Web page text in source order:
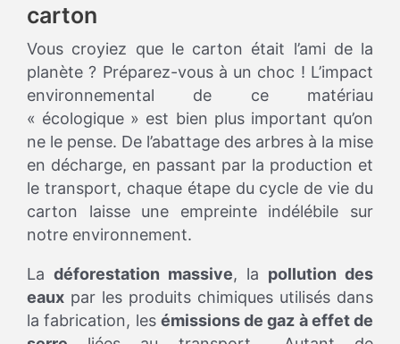
carton
Vous croyiez que le carton était l’ami de la
planète ? Préparez-vous à un choc ! L’impact
environnemental de ce matériau
« écologique » est bien plus important qu’on
ne le pense. De l’abattage des arbres à la mise
en décharge, en passant par la production et
le transport, chaque étape du cycle de vie du
carton laisse une empreinte indélébile sur
notre environnement.
La déforestation massive, la pollution des
eaux par les produits chimiques utilisés dans
la fabrication, les émissions de gaz à effet de